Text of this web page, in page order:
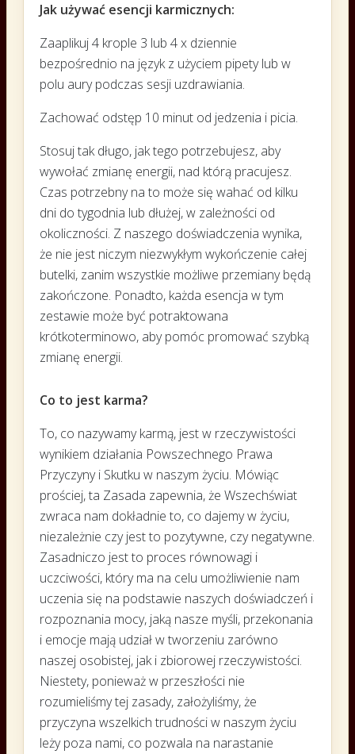
Jak używać esencji karmicznych:
Zaaplikuj 4 krople 3 lub 4 x dziennie
bezpośrednio na język z użyciem pipety lub w
polu aury podczas sesji uzdrawiania.
Zachować odstęp 10 minut od jedzenia i picia.
Stosuj tak długo, jak tego potrzebujesz, aby
wywołać zmianę energii, nad którą pracujesz.
Czas potrzebny na to może się wahać od kilku
dni do tygodnia lub dłużej, w zależności od
okoliczności. Z naszego doświadczenia wynika,
że ​​nie jest niczym niezwykłym wykończenie całej
butelki, zanim wszystkie możliwe przemiany będą
zakończone. Ponadto, każda esencja w tym
zestawie może być potraktowana
krótkoterminowo, aby pomóc promować szybką
zmianę energii.
Co to jest karma?
To, co nazywamy karmą, jest w rzeczywistości
wynikiem działania Powszechnego Prawa
Przyczyny i Skutku w naszym życiu. Mówiąc
prościej, ta Zasada zapewnia, że ​​Wszechświat
zwraca nam dokładnie to, co dajemy w życiu,
niezależnie czy jest to pozytywne, czy negatywne.
Zasadniczo jest to proces równowagi i
uczciwości, który ma na celu umożliwienie nam
uczenia się na podstawie naszych doświadczeń i
rozpoznania mocy, jaką nasze myśli, przekonania
i emocje mają udział w tworzeniu zarówno
naszej osobistej, jak i zbiorowej rzeczywistości.
Niestety, ponieważ w przeszłości nie
rozumieliśmy tej zasady, założyliśmy, że
przyczyna wszelkich trudności w naszym życiu
leży poza nami, co pozwala na narastanie